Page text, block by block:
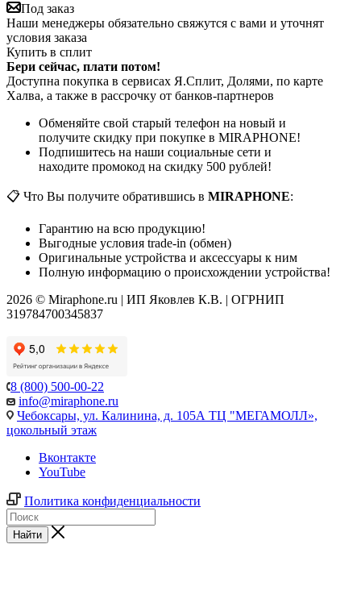
Под заказ
Наши менеджеры обязательно свяжутся с вами и уточнят
условия заказа
Купить в сплит
Бери сейчас, плати потом!
Доступна покупка в сервисах Я.Сплит, Долями, по карте
Халва, а также в рассрочку от банков-партнеров
Обменяйте свой старый телефон на новый и
получите скидку при покупке в MIRAPHONE!
Подпишитесь на наши социальные сети и
находите промокод на скидку 500 рублей!
📋 Что Вы получите обратившись в MIRAPHONE:
Гарантию на всю продукцию!
Выгодные условия trade-in (обмен)
Оригинальные устройства и аксессуары к ним
Полную информацию о происхождении устройства!
2026 © Miraphone.ru | ИП Яковлев К.В. | ОГРНИП
319784700345837
8 (800) 500-00-22
info@miraphone.ru
Чебоксары, ул. Калинина, д. 105А ТЦ "МЕГАМОЛЛ»,
цокольный этаж
Вконтакте
YouTube
Политика конфиденциальности
Найти